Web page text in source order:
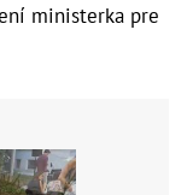
ministerka pre